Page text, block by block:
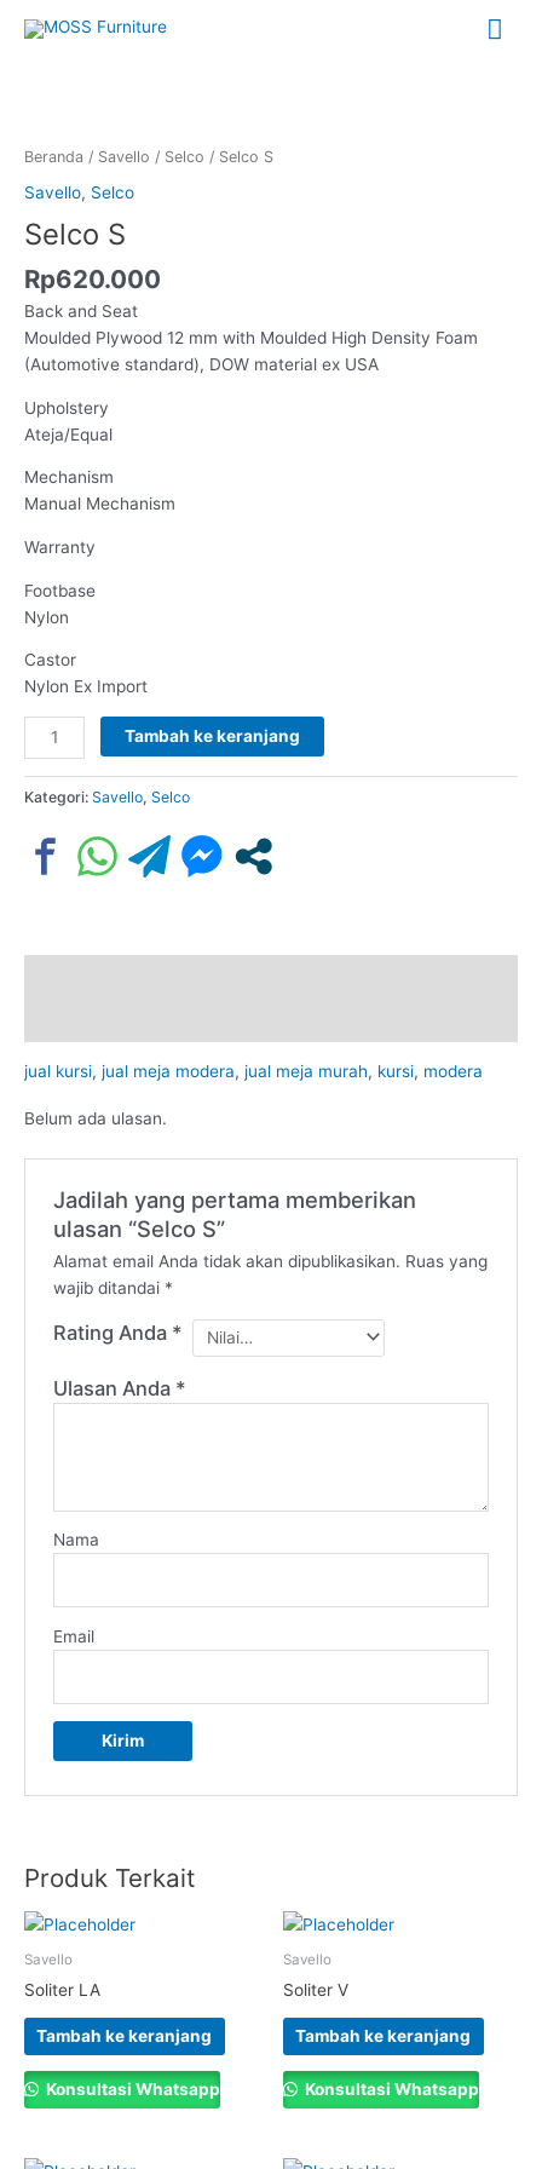
Beranda / Savello / Selco / Selco S
Savello, Selco
Selco S
Rp620.000
Back and Seat
Moulded Plywood 12 mm with Moulded High Density Foam
(Automotive standard), DOW material ex USA
Upholstery
Ateja/Equal
Mechanism
Manual Mechanism
Warranty
Footbase
Nylon
Castor
Nylon Ex Import
S
Tambah ke keranjang
Kategori: Savello, Selco
jual kursi, jual meja modera, jual meja murah, kursi, modera
Belum ada ulasan.
Jadilah yang pertama memberikan
ulasan “Selco S”
Alamat email Anda tidak akan dipublikasikan. Ruas yang
wajib ditandai *
Rating Anda *
Ulasan Anda *
Nama
Email
Produk Terkait
Savello
Soliter LA
Tambah ke keranjang
Konsultasi Whatsapp
Savello
Soliter V
Tambah ke keranjang
Konsultasi Whatsapp